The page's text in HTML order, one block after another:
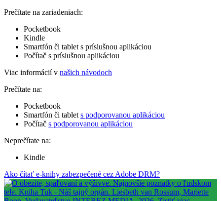
Prečítate na zariadeniach:
Pocketbook
Kindle
Smartfón či tablet s príslušnou aplikáciou
Počítač s príslušnou aplikáciou
Viac informácií v našich návodoch
Prečítate na:
Pocketbook
Smartfón či tablet s podporovanou aplikáciou
Počítač s podporovanou aplikáciou
Neprečítate na:
Kindle
Ako čítať e-knihy zabezpečené cez Adobe DRM?